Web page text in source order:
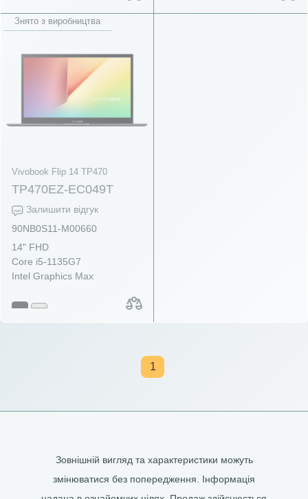
Знято з виробництва
Vivobook Flip 14 TP470
TP470EZ-EC049T
Залишити відгук
90NB0S11-M00660
14" FHD
Core i5-1135G7
Intel Graphics Max
1
Зовнішній вигляд та характеристики можуть
змінюватися без попередження. Інформація